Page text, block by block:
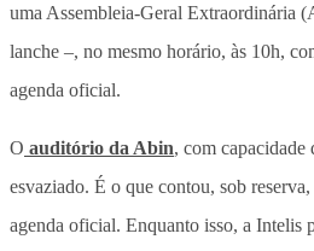
uma Assembleia-Geral Extraordinária
lanche –, no mesmo horário, às 10h,
agenda oficial.
O auditório da Abin, com capacidade
esvaziado. É o que contou, sob
agenda oficial. Enquanto isso, a Intelis